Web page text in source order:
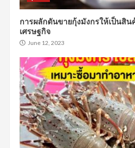
การผลักดันขายกุ้งมังกรให้เป็นสิน
เศรษฐกิจ
June 12, 2023